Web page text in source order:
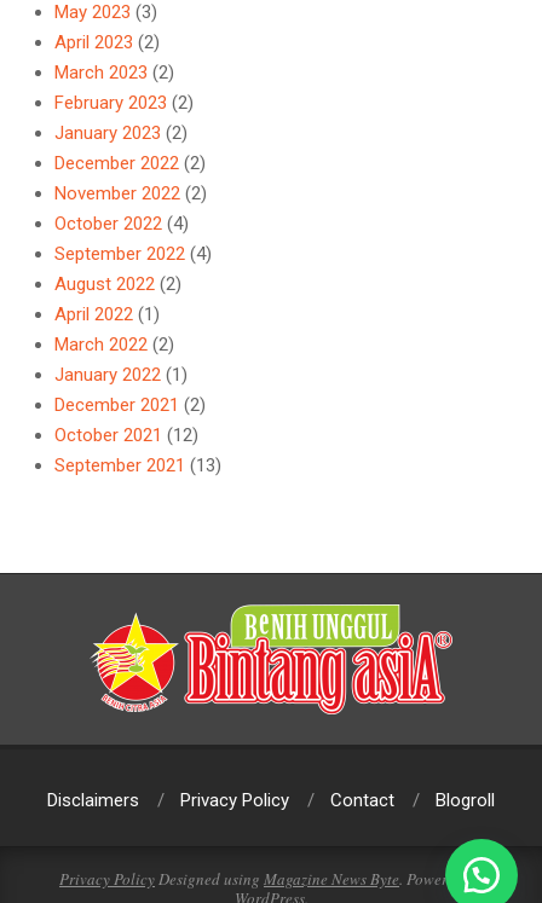
May 2023 (3)
April 2023 (2)
March 2023 (2)
February 2023 (2)
January 2023 (2)
December 2022 (2)
November 2022 (2)
October 2022 (4)
September 2022 (4)
August 2022 (2)
April 2022 (1)
March 2022 (2)
January 2022 (1)
December 2021 (2)
October 2021 (12)
September 2021 (13)
Disclaimers Privacy Policy Contact Blogroll
Privacy PolicyDesigned using Magazine News Byte. Powered by